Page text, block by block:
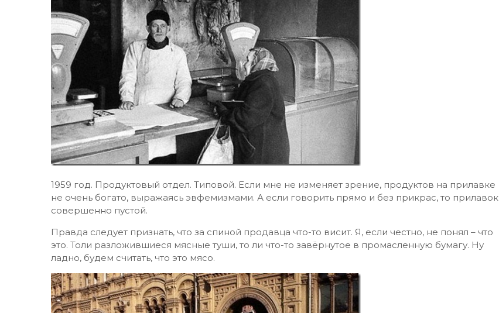
1959 год. Продуктовый отдел. Типовой. Если мне не изменяет зрение, продуктов на прилавке
не очень богато, выражаясь эвфемизмами. А если говорить прямо и без прикрас, то прилавок
совершенно пустой.
Правда следует признать, что за спиной продавца что-то висит. Я, если честно, не понял – что
это. Толи разложившиеся мясные туши, то ли что-то завёрнутое в промасленную бумагу. Ну
ладно, будем считать, что это мясо.